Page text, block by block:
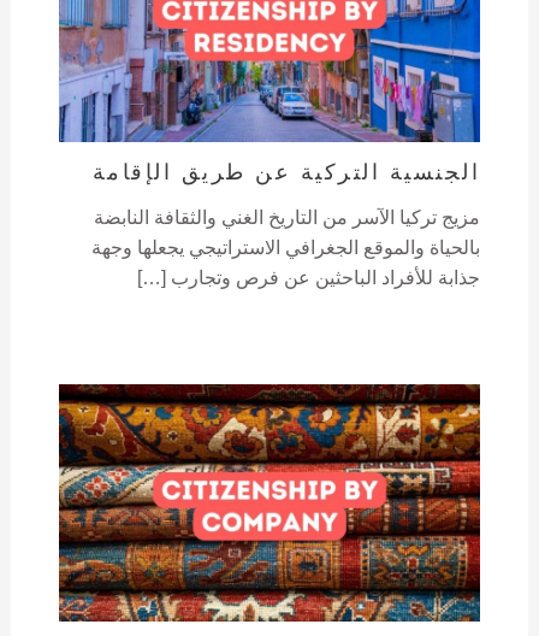
الجنسية التركية عن طريق الإقامة
مزيج تركيا الآسر من التاريخ الغني والثقافة النابضة
بالحياة والموقع الجغرافي الاستراتيجي يجعلها وجهة
جذابة للأفراد الباحثين عن فرص وتجارب […]